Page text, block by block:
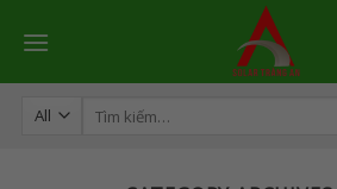
Tìm
kiếm: